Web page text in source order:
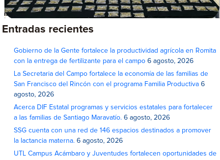
Entradas recientes
Gobierno de la Gente fortalece la productividad agrícola en Romita
con la entrega de fertilizante para el campo 6 agosto, 2026
La Secretaria del Campo fortalece la economía de las familias de
San Francisco del Rincón con el programa Familia Productiva 6
agosto, 2026
Acerca DIF Estatal programas y servicios estatales para fortalecer
a las familias de Santiago Maravatío. 6 agosto, 2026
SSG cuenta con una red de 146 espacios destinados a promover
la lactancia materna. 6 agosto, 2026
UTL Campus Acámbaro y Juventudes fortalecen oportunidades de